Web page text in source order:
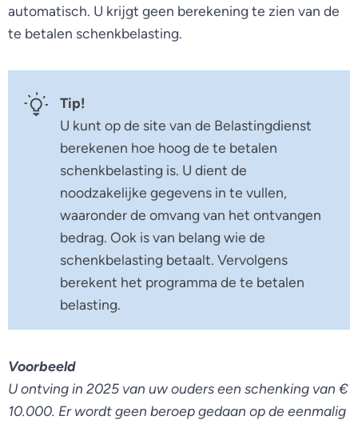
automatisch. U krijgt geen berekening te zien van de
te betalen schenkbelasting.
Tip!
U kunt op de site van de Belastingdienst
berekenen hoe hoog de te betalen
schenkbelasting is. U dient de
noodzakelijke gegevens in te vullen,
waaronder de omvang van het ontvangen
bedrag. Ook is van belang wie de
schenkbelasting betaalt. Vervolgens
berekent het programma de te betalen
belasting.
Voorbeeld
U ontving in 2025 van uw ouders een schenking van €
10.000. Er wordt geen beroep gedaan op de eenmalig